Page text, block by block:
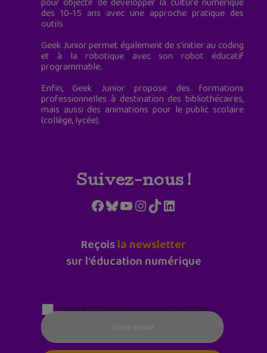
des 10-15 ans avec une approche pratique des
outils.
Geek Junior permet également de s'initier au coding
et à la robotique avec son robot éducatif
programmable.
Enfin, Geek Junior propose des formations
professionnelles à destination des bibliothécaires,
mais aussi des animations pour le public scolaire
(collège, lycée).
Suivez-nous !
Facebook
Bluesky
YouTube
Instagram
TikTokLinkedIn
Reçoisla newsletter
sur l'éducation numérique
Parentalité numérique (le lundi matin)